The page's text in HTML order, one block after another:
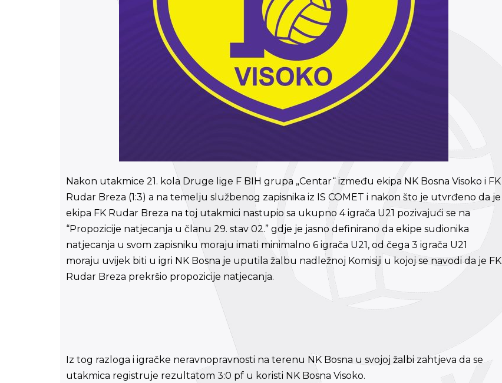
Nakon utakmice 21. kola Druge lige F BIH grupa „Centar“ između ekipa NK Bosna Visoko i FK
Rudar Breza (1:3) a na temelju službenog zapisnika iz IS COMET i nakon što je utvrđeno da je
ekipa FK Rudar Breza na toj utakmici nastupio sa ukupno 4 igrača U21 pozivajući se na
“Propozicije natjecanja u članu 29. stav 02.” gdje je jasno definirano da ekipe sudionika
natjecanja u svom zapisniku moraju imati minimalno 6 igrača U21, od čega 3 igrača U21
moraju uvijek biti u igri NK Bosna je uputila žalbu nadležnoj Komisiji u kojoj se navodi da je FK
Rudar Breza prekršio propozicije natjecanja.
Iz tog razloga i igračke neravnopravnosti na terenu NK Bosna u svojoj žalbi zahtjeva da se
utakmica registruje rezultatom 3:0 pf u koristi NK Bosna Visoko.